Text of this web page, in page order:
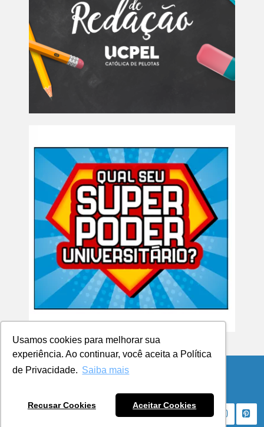
Usamos cookies para melhorar sua
experiência. Ao continuar, você aceita a Política
de Privacidade. Saiba mais
Recusar Cookies Aceitar Cookies